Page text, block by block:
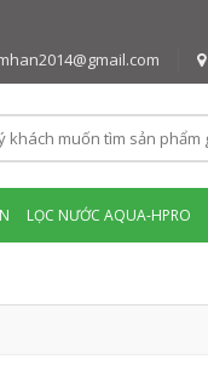
LỌC NƯỚC AQUA-HPRO